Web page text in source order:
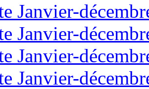
Janvier-
Janvier-
Janvier-
Janvier-